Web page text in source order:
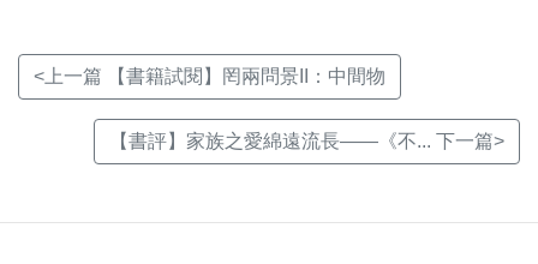
<上一篇 【書籍試閱】罔兩問景II：中間物
【書評】家族之愛綿遠流長——《不... 下一篇>